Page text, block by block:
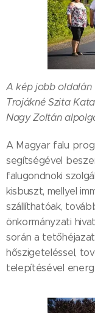
A kép jobb oldalán
Trojákné Szita
Nagy Zoltán
A Magyar falu
segítségével
falugondnoki
kisbuszt, mellyel
szállíthatóak,
önkormányzati
során a
hőszigeteléssel,
telepítésével